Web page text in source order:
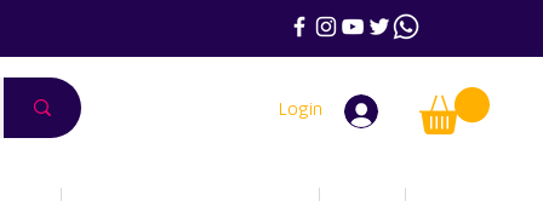
Login